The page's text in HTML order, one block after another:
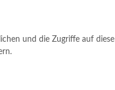
und die Zugriffe auf diese